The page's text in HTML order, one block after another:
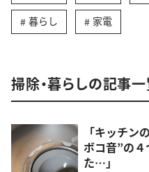
暮らし 家電
掃除・暮らしの記事
「キッチン
ボコ音”の
た…」